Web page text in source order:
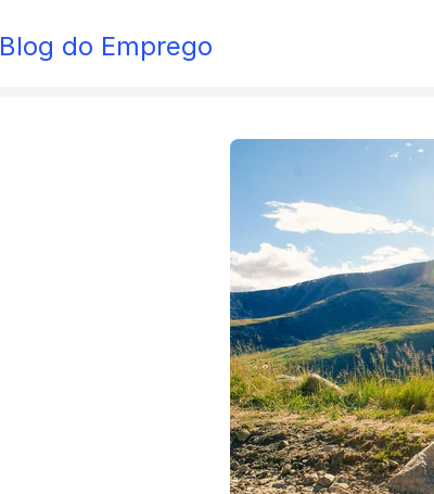
Blog do Emprego